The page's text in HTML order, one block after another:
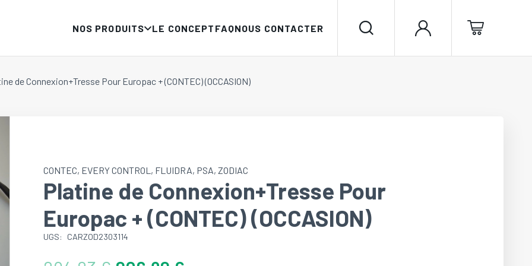
NOS PRODUITS LE CONCEPT FAQNOUS CONTACTER
de Connexion+Tresse Pour Europac + (CONTEC) (OCCASION)
CONTEC, EVERY CONTROL , FLUIDRA, PSA, ZODIAC
Platine de Connexion+Tresse Pour
Europac + (CONTEC) (OCCASION)
UGS: CARZOD2303114